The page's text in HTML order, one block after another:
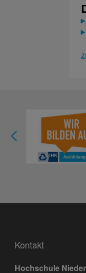
Kontakt
Hochschule